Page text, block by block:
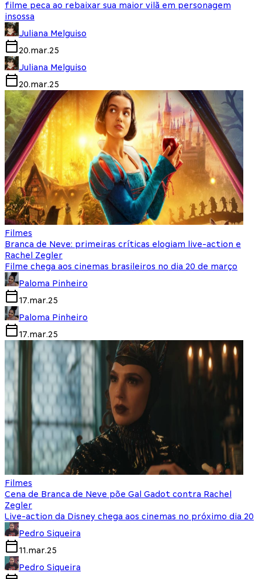
filme peca ao rebaixar sua maior vilã em personagem
insossa
Juliana Melguiso
20.mar.25
Juliana Melguiso
20.mar.25
Filmes
Branca de Neve: primeiras críticas elogiam live-action e
Rachel Zegler
Filme chega aos cinemas brasileiros no dia 20 de março
Paloma Pinheiro
17.mar.25
Paloma Pinheiro
17.mar.25
Filmes
Cena de Branca de Neve põe Gal Gadot contra Rachel
Zegler
Live-action da Disney chega aos cinemas no próximo dia 20
Pedro Siqueira
11.mar.25
Pedro Siqueira